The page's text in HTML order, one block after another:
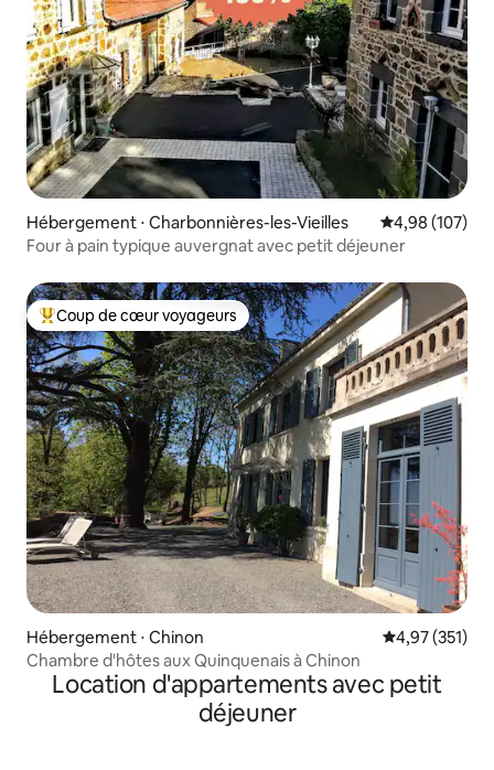
Hébergement ⋅ Charbonnières-les-Vieilles Évaluation
4,98 (107)
Four à pain typique auvergnat avec petit déjeuner
Coups de cœur voyageurs les plus appréciés
Coup de cœur voyageurs
Hébergement ⋅ Chinon Évaluation
4,97 (351)
Chambre d'hôtes aux Quinquenais à Chinon
Location d'appartements avec petit
déjeuner